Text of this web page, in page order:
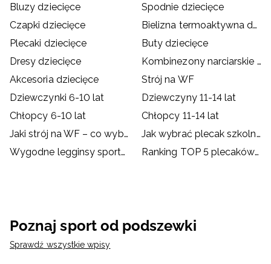
Bluzy dziecięce
Spodnie dziecięce
Czapki dziecięce
Bielizna termoaktywna dziecięca
Plecaki dziecięce
Buty dziecięce
Dresy dziecięce
Kombinezony narciarskie dziecięce
Akcesoria dziecięce
Strój na WF
Dziewczynki 6-10 lat
Dziewczyny 11-14 lat
Chłopcy 6-10 lat
Chłopcy 11-14 lat
Jaki strój na WF – co wybrać dla dziecka?
Jak wybrać plecak szkolny?
Wygodne legginsy sportowe dla dzieci
Ranking TOP 5 plecaków szkolnych od 4F
Poznaj sport od podszewki
Sprawdź wszystkie wpisy